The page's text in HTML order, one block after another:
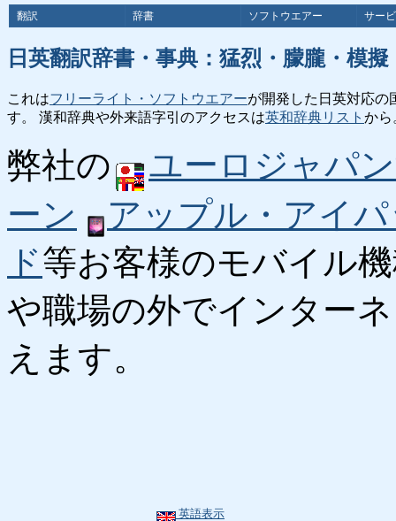
翻訳 辞書 ソフトウエアー サー
日英翻訳辞書・事典：猛烈・朦朧・模
これはフリーライト・ソフトウエアーが開発した日英対応の
す。 漢和辞典や外来語字引のアクセスは英和辞典リスト から
弊社の
ユーロジャパ
ーン
アップル・アイ
ド等お客様のモバイル
や職場の外でインター
えます。
英語表示